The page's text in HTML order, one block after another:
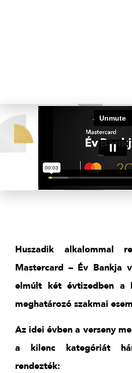
Huszadik alkalommal
Mastercard – Év Bankja
elmúlt két évtizedben a
meghatározó szakmai
Az idei évben a verseny
a kilenc kategóriát
rendezték: